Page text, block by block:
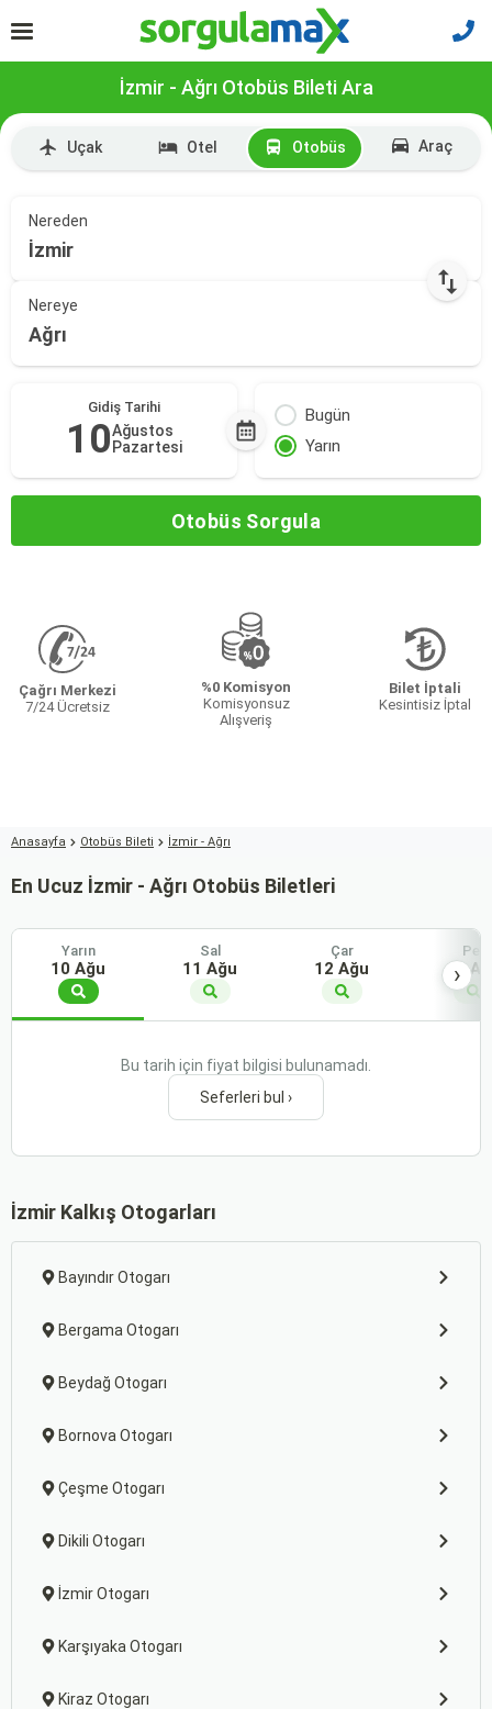
İzmir - Ağrı Otobüs Bileti Ara
Uçak Otel Otobüs Araç
Nereden
İzmir
Nereye
Ağrı
Gidiş Tarihi
10Ağustos
Pazartesi
Bugün
Yarın
Otobüs Sorgula
Çağrı Merkezi
7/24 Ücretsiz
%0 Komisyon
Komisyonsuz
Alışveriş
Bilet İptali
Kesintisiz İptal
Anasayfa Otobüs Bileti İzmir - Ağrı
En Ucuz İzmir - Ağrı Otobüs Biletleri
Yarın
10 Ağu
Sal
11 Ağu
Çar
12 Ağu
Per
13
›
Bu tarih için fiyat bilgisi bulunamadı.
Seferleri bul ›
İzmir Kalkış Otogarları
Bayındır Otogarı
Bergama Otogarı
Beydağ Otogarı
Bornova Otogarı
Çeşme Otogarı
Dikili Otogarı
İzmir Otogarı
Karşıyaka Otogarı
Kiraz Otogarı